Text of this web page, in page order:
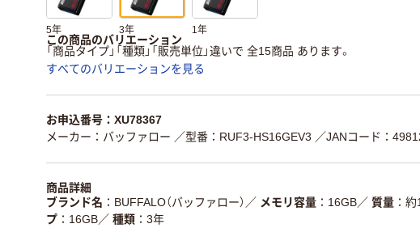
5年 3年 1年
この商品のバリエーション
「商品タイプ」「種類」「販売単位」違いで 全15商品 あります。
すべてのバリエーションを見る
お申込番号：XU78367
メーカー：バッファロー ／型番：RUF3-HS16GEV3 ／JANコード：
商品詳細
ブランド名
BUFFALO（バッファロー） ／ メモリ容量 16GB／ 質量 約
プ
16GB／ 種類
3年